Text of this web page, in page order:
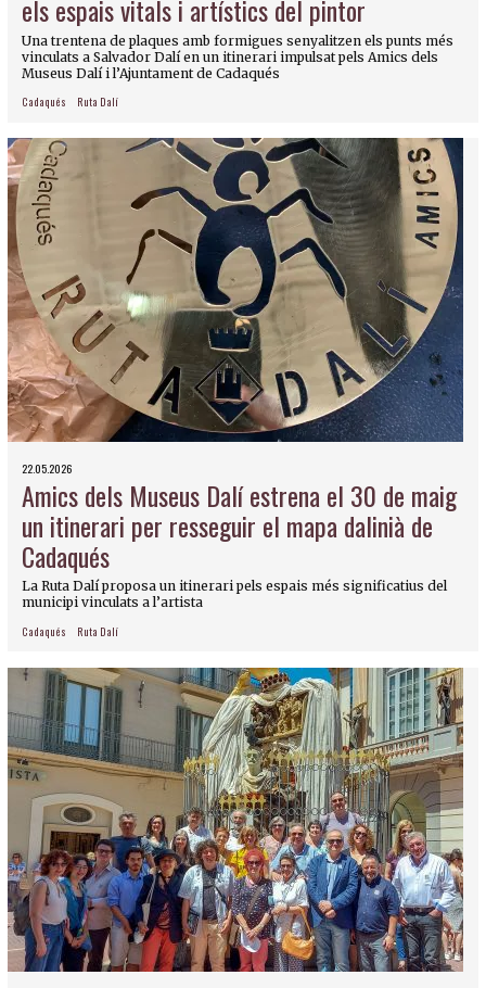
els espais vitals i artístics del pintor
Una trentena de plaques amb formigues senyalitzen els punts més
vinculats a Salvador Dalí en un itinerari impulsat pels Amics dels
Museus Dalí i l’Ajuntament de Cadaqués
Cadaqués Ruta Dalí
22.05.2026
Amics dels Museus Dalí estrena el 30 de maig
un itinerari per resseguir el mapa dalinià de
Cadaqués
La Ruta Dalí proposa un itinerari pels espais més significatius del
municipi vinculats a l’artista
Cadaqués Ruta Dalí